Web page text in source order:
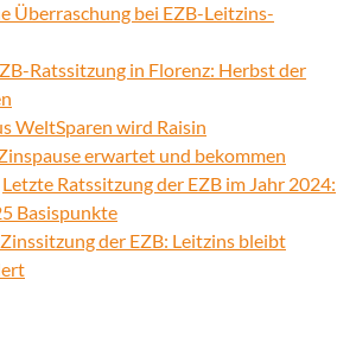
Überraschung bei EZB-Leitzins-
Ratssitzung in Florenz: Herbst der
WeltSparen wird Raisin
erwartet und bekommen
Letzte Ratssitzung der EZB im Jahr 2024:
Basispunkte
der EZB: Leitzins bleibt